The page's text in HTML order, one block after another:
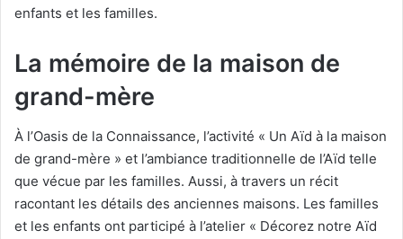
enfants et les familles.
La mémoire de la maison de
grand-mère
À l’Oasis de la Connaissance, l’activité « Un Aïd à la maison
de grand-mère » et l’ambiance traditionnelle de l’Aïd telle
que vécue par les familles. Aussi, à travers un récit
racontant les détails des anciennes maisons. Les familles
et les enfants ont participé à l’atelier « Décorez notre Aïd